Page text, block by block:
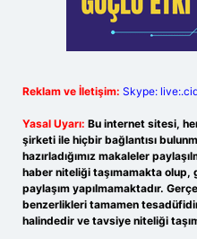
Reklam ve İletişim: Skype:
Yasal Uyarı: Bu internet sitesi,
şirketi ile hiçbir bağlantısı
hazırladığımız makaleler
haber niteliği taşımamakta olup,
paylaşım yapılmamaktadır.
benzerlikleri tamamen
halindedir ve tavsiye niteliği